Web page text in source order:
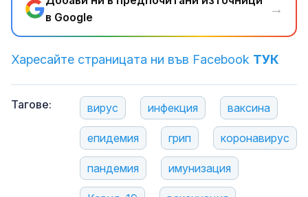
в Google
→
Харесайте страницата ни във Facebook ТУК
Тагове: вирус инфекция ваксина
епидемия грип коронавирус
пандемия имунизация